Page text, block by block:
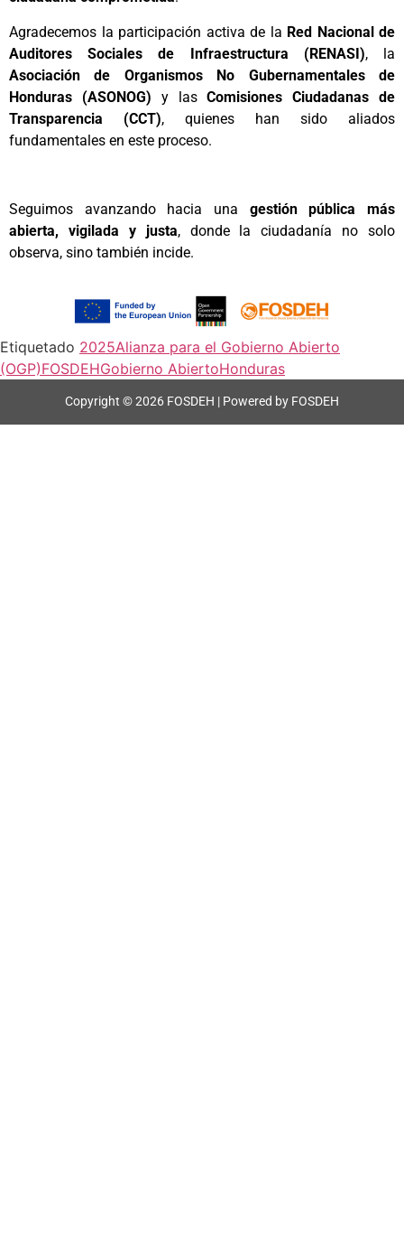
Agradecemos la participación activa de la Red Nacional de
Auditores Sociales de Infraestructura (RENASI), la
Asociación de Organismos No Gubernamentales de
Honduras (ASONOG) y lasComisiones Ciudadanas de
Transparencia (CCT), quienes han sido aliados
fundamentales en este proceso.
Seguimos avanzando hacia una gestión pública más
abierta, vigilada y justa, donde la ciudadanía no solo
observa, sino también incide.
Etiquetado 2025Alianza para el Gobierno Abierto
(OGP)FOSDEHGobierno AbiertoHonduras
Copyright © 2026 FOSDEH | Powered by FOSDEH